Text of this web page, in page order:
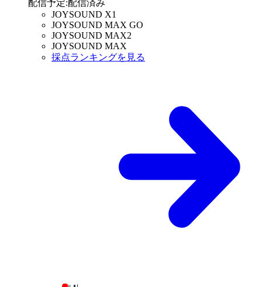
配信予定:配信済み
JOYSOUND X1
JOYSOUND MAX GO
JOYSOUND MAX2
JOYSOUND MAX
採点ランキングを見る